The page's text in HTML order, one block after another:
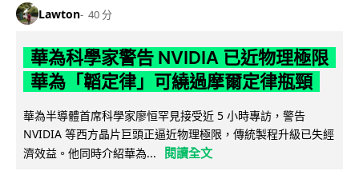
Lawton 40 分
華為科學家警告 NVIDIA 已近物理極限
華為「韜定律」可繞過摩爾定律瓶頸
華為半導體首席科學家廖恒罕見接受近 5 小時專訪，警告
NVIDIA 等西方晶片巨頭正逼近物理極限，傳統製程升級已失經
濟效益。他同時介紹華為...
閱讀全文